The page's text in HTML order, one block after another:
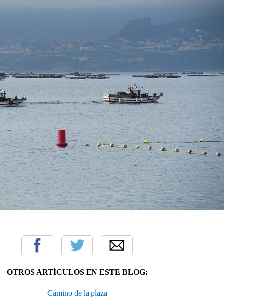
OTROS ARTÍCULOS EN ESTE BLOG:
Camino de la plaza